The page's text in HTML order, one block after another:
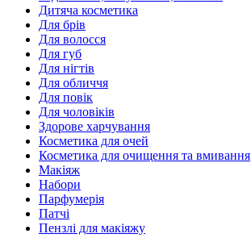
Дитяча косметика
Для брів
Для волосся
Для губ
Для нігтів
Для обличчя
Для повік
Для чоловіків
Здорове харчування
Косметика для очей
Косметика для очищення та вмивання
Макіяж
Набори
Парфумерія
Патчі
Пензлі для макіяжу